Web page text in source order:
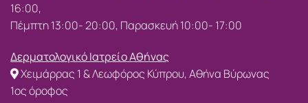
16:00,
Πέμπτη 13:00- 20:00, Παρασκευή 10:00- 17:00
Δερματολογικό Ιατρείο Αθήνας
Χειμάρρας 1 & Λεωφόρος Κύπρου, Αθήνα Βύρωνας
1ος όροφος